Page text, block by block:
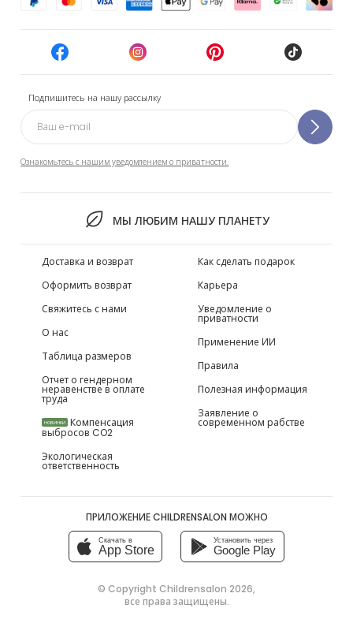
Подпишитесь на нашу рассылку
Ознакомьтесь с нашим уведомлением о приватности.
МЫ ЛЮБИМ НАШУ ПЛАНЕТУ
Доставка и возврат
Оформить возврат
Свяжитесь с нами
О нас
Таблица размеров
Отчет о гендерном
неравенстве в оплате
труда
НОВИНКИ Компенсация
выбросов CO2
Экологическая
ответственность
Как сделать подарок
Карьера
Уведомление о
приватности
Применение ИИ
Правила
Полезная информация
Заявление о
современном рабстве
ПРИЛОЖЕНИЕ CHILDRENSALON МОЖНО
Скачать в
App Store
Установить через
Google Play
© Copyright Childrensalon 2026,
все права защищены.